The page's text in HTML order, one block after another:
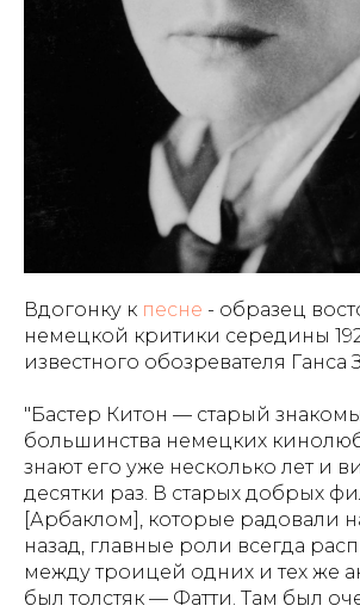
Вдогонку к песне - образец
немецкой критики середины
известного обозревателя Ганса
"Бастер Китон — старый
большинства немецких
знают его уже несколько лет и
десятки раз. В старых добрых
[Арбаклом], которые радовали
назад, главные роли всегда
между троицей одних и тех же
был толстяк — Фатти. Там был